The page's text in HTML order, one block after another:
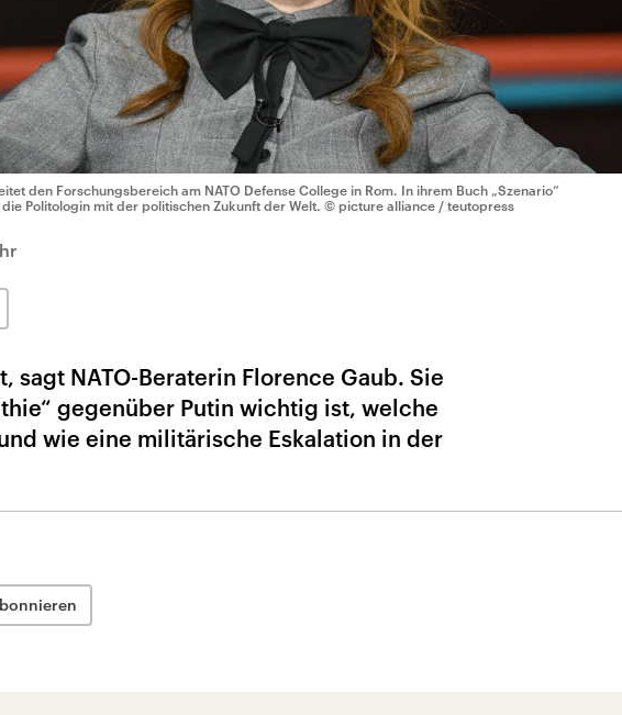
den Forschungsbereich am NATO Defense College in Rom. In ihrem Buch „Szenario“
Politologin mit der politischen Zukunft der Welt. © picture alliance / teutopress
NATO-Beraterin Florence Gaub. Sie
gegenüber Putin wichtig ist, welche
wie eine militärische Eskalation in der